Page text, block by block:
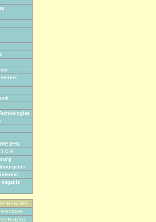
(FR)
négatifs